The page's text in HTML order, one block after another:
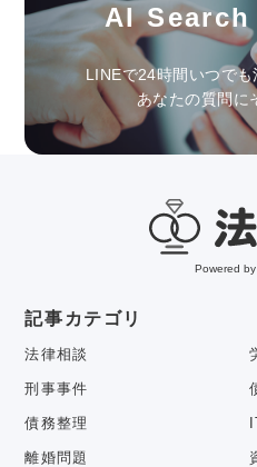
AI
LINEで24時間いつで
あなたの質問に
Powered
記事カテゴリ
法律相談
刑事事件
債務整理
離婚問題